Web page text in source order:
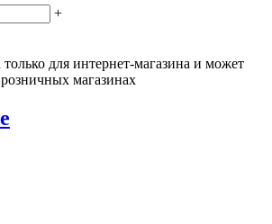
+
для интернет-магазина и может
магазинах